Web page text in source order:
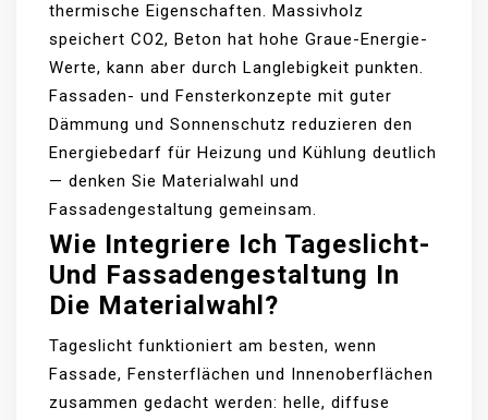
thermische Eigenschaften. Massivholz
speichert CO2, Beton hat hohe Graue-Energie-
Werte, kann aber durch Langlebigkeit punkten.
Fassaden- und Fensterkonzepte mit guter
Dämmung und Sonnenschutz reduzieren den
Energiebedarf für Heizung und Kühlung deutlich
— denken Sie Materialwahl und
Fassadengestaltung gemeinsam.
Wie Integriere Ich Tageslicht-
Und Fassadengestaltung In
Die Materialwahl?
Tageslicht funktioniert am besten, wenn
Fassade, Fensterflächen und Innenoberflächen
zusammen gedacht werden: helle, diffuse